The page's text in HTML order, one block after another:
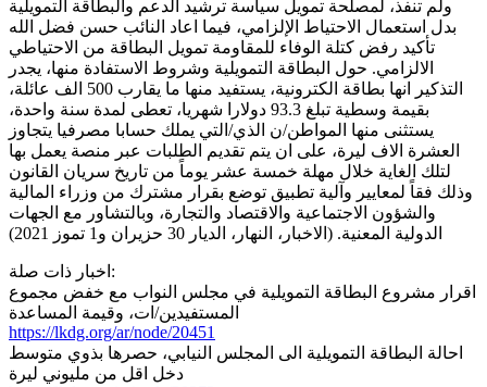
ولم تنفذ، لمصلحة تمويل سياسة ترشيد الدعم والبطاقة التمويلية
بدل استعمال الاحتياط الإلزامي، فيما اعاد النائب حسن فضل الله
تأكيد رفض كتلة الوفاء للمقاومة تمويل البطاقة من الاحتياطي
الالزامي. حول البطاقة التمويلية وشروط الاستفادة منها، يجدر
التذكير انها بطاقة الكترونية، يستفيد منها ما يقارب 500 الف عائلة،
بقيمة وسطية تبلغ 93.3 دولارا شهريا، تعطى لمدة سنة واحدة،
يستثنى منها المواطن/ن الذي/التي يملك حسابا مصرفيا يتجاوز
العشرة الاف ليرة، على ان يتم تقديم الطلبات عبر منصة يعمل بها
لتلك الغاية خلال مهلة خمسة عشر يوماً من تاريخ سريان القانون
وذلك فقاً لمعايير وآلية تطبيق توضع بقرار مشترك من وزراء المالية
والشؤون الاجتماعية والاقتصاد والتجارة، وبالتشاور مع الجهات
الدولية المعنية. (الاخبار، النهار، الديار 30 حزيران و1 تموز 2021)
اخبار ذات صلة:
اقرار مشروع البطاقة التمويلية في مجلس النواب مع خفض مجموع
المستفيدين/ات، وقيمة المساعدة
https://lkdg.org/ar/node/20451
احالة البطاقة التمويلية الى المجلس النيابي، حصرها بذوي متوسط
دخل اقل من مليوني ليرة